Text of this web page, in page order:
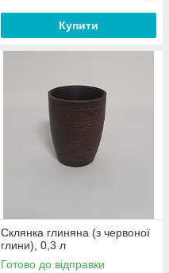
Купити
Склянка глиняна (з червоної
глини), 0,3 л
Готово до відправки